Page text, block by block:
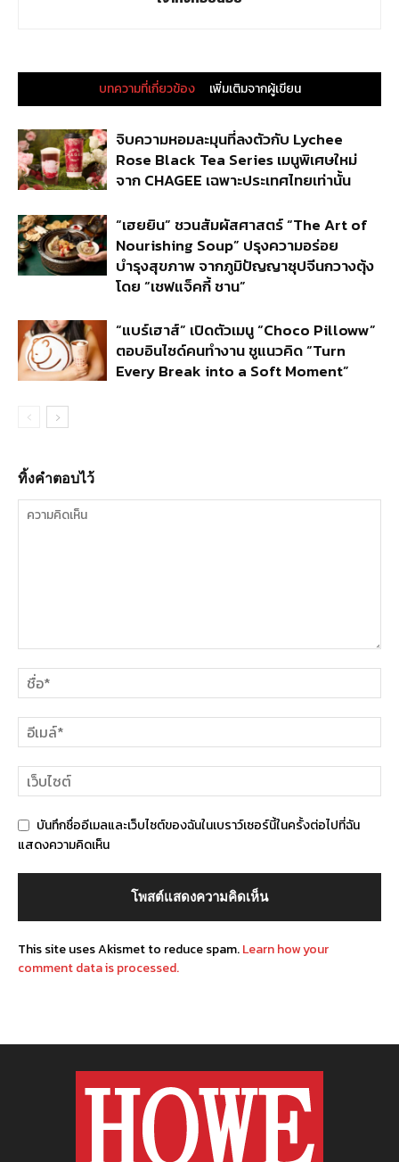
บทความที่เกี่ยวข้อง เพิ่มเติมจากผู้เขียน
จิบความหอมละมุนที่ลงตัวกับ Lychee
Rose Black Tea Series เมนูพิเศษใหม่
จาก CHAGEE เฉพาะประเทศไทยเท่านั้น
“เฮยยิน” ชวนสัมผัสศาสตร์ “The Art of
Nourishing Soup” ปรุงความอร่อย
บำรุงสุขภาพ จากภูมิปัญญาซุปจีนกวางตุ้ง
โดย “เชฟแจ็คกี้ ชาน”
“แบร์เฮาส์” เปิดตัวเมนู “Choco Pilloww”
ตอบอินไซด์คนทำงาน ชูแนวคิด “Turn
Every Break into a Soft Moment”
ทิ้งคำตอบไว้
บันทึกชื่ออีเมลและเว็บไซต์ของฉันในเบราว์เซอร์นี้ในครั้งต่อไปที่ฉัน
แสดงความคิดเห็น
This site uses Akismet to reduce spam.Learn how your
comment data is processed.